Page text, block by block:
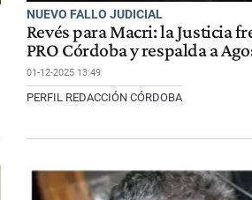
NUEVO FALLO JUDICIAL
Revés para Macri: la Justicia
PRO Córdoba y respalda a
01-12-2025 13:49
PERFIL REDACCIÓN CÓRDOBA